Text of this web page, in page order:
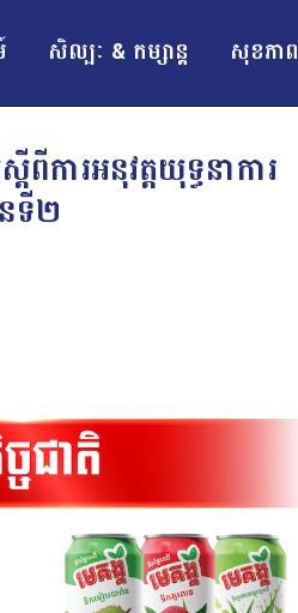
សិល្បៈ & កម្សាន្ត សុខភាព
ការអនុវត្តយុទ្ធនាការ
ទី២